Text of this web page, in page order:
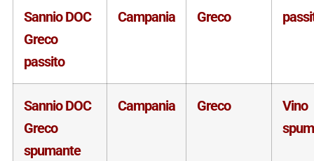
Sannio DOC
Greco
passito
Campania Greco
Sannio DOC
Greco
spumante
Campania Greco
Vino